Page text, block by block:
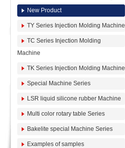
New Product
TY Series Injection Molding Machine
TC Series Injection Molding
Machine
TK Series Injection Molding Machine
Special Machine Series
LSR liquid silicone rubber Machine
Multi color rotary table Series
Bakelite special Machine Series
Examples of samples